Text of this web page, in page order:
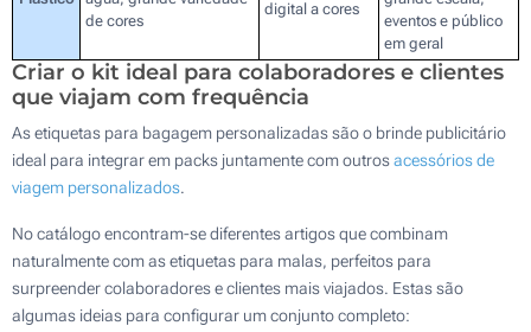
de cores
digital a cores
eventos e público
em geral
Criar o kit ideal para colaboradores e clientes
que viajam com frequência
As etiquetas para bagagem personalizadas são o brinde publicitário
ideal para integrar em packs juntamente com outrosacessórios de
viagem personalizados.
No catálogo encontram-se diferentes artigos que combinam
naturalmente com as etiquetas para malas, perfeitos para
surpreender colaboradores e clientes mais viajados. Estas são
algumas ideias para configurar um conjunto completo: